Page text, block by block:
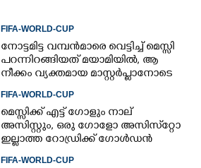
FIFA-WORLD-CUP
നോട്ടമിട്ട വമ്പന്‍മാരെ വെട്ടിച്ച് മെസ്സി
പറന്നിറങ്ങിയത് മയാമിയില്‍, ആ
നീക്കം വ്യക്തമായ മാസ്റ്റര്‍പ്ലാനോടെ
FIFA-WORLD-CUP
മെസ്സിക്ക് എട്ട് ഗോളും നാല്
അസിസ്റ്റും, ഒരു ഗോളോ അസിസ്‌റ്റോ
ഇല്ലാത്ത റോഡ്രിക്ക് ഗോള്‍ഡന്‍
FIFA-WORLD-CUP